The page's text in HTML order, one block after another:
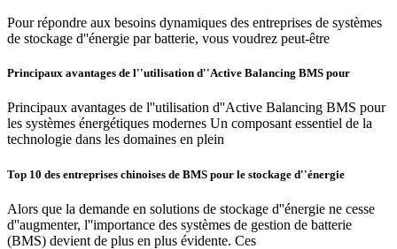
Pour répondre aux besoins dynamiques des entreprises de systèmes
de stockage d''énergie par batterie, vous voudrez peut-être
Principaux avantages de l''utilisation d''Active Balancing BMS pour
Principaux avantages de l''utilisation d''Active Balancing BMS pour
les systèmes énergétiques modernes Un composant essentiel de la
technologie dans les domaines en plein
Top 10 des entreprises chinoises de BMS pour le stockage d''énergie
Alors que la demande en solutions de stockage d''énergie ne cesse
d''augmenter, l''importance des systèmes de gestion de batterie
(BMS) devient de plus en plus évidente. Ces